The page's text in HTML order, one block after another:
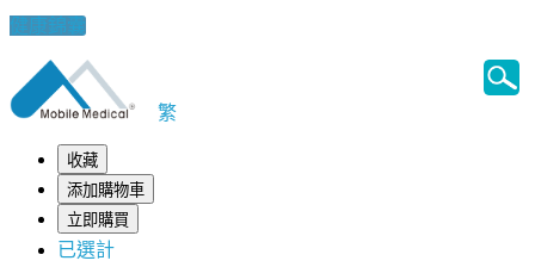
健康錦囊
繁
收藏
添加購物車
立即購買
已選計